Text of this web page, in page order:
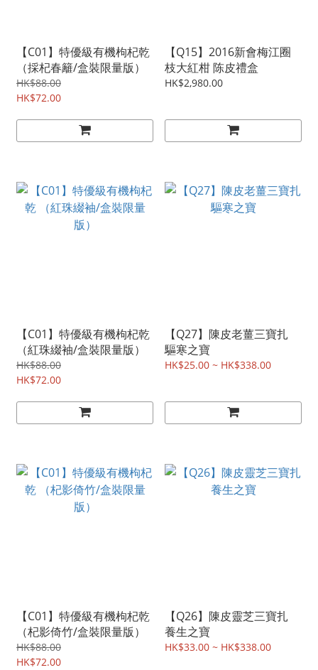
【C01】特優級有機枸杞乾
（採杞春籬/盒裝限量版）
HK$88.00
HK$72.00
【Q15】2016新會梅江圈
枝大紅柑 陈皮禮盒
HK$2,980.00
【C01】特優級有機枸杞乾
（紅珠綴袖/盒裝限量版）
HK$88.00
HK$72.00
【Q27】陳皮老薑三寶扎
驅寒之寶
HK$25.00 ~ HK$338.00
【C01】特優級有機枸杞乾
（杞影倚竹/盒裝限量版）
HK$88.00
HK$72.00
【Q26】陳皮靈芝三寶扎
養生之寶
HK$33.00 ~ HK$338.00